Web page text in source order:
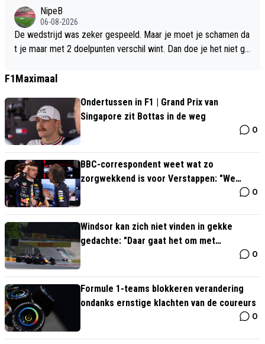
NipeB
06-08-2026
De wedstrijd was zeker gespeeld. Maar je moet je schamen da
t je maar met 2 doelpunten verschil wint. Dan doe je het niet go
e in. Van meedoen om kampioenschap in de eredivisie ben je no
orig seizoen. Maar zondag verliezen en Jordi komt onder druk t
e liggen.
F1Maximaal
Ondertussen in F1 | Grand Prix van
Singapore zit Bottas in de weg
0
BBC-correspondent weet wat zo
zorgwekkend is voor Verstappen: "We
0
Windsor kan zich niet vinden in gekke
gedachte: "Daar gaat het om met
0
Formule 1-teams blokkeren verandering
ondanks ernstige klachten van de coureurs
0